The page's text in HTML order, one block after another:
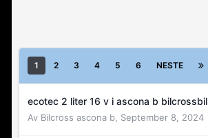
1 2 3 4 5 6 NESTE
ecotec 2 liter 16 v i ascona b bilcrossbil
Av Bilcross ascona b September 8, 2024